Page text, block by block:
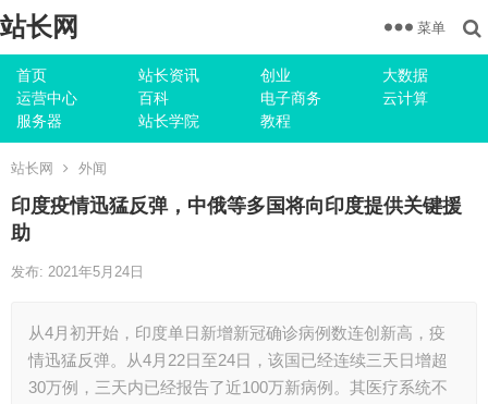
站长网
首页 站长资讯 创业
大数据
运营中心
百科 电子商务
云计算
服务器
站长学院 教程
菜单
站长网 外闻
印度疫情迅猛反弹，中俄等多国将向印度提供关键援
助
发布: 2021年5月24日
从4月初开始，印度单日新增新冠确诊病例数连创新高，疫
情迅猛反弹。从4月22日至24日，该国已经连续三天日增超
30万例，三天内已经报告了近100万新病例。其医疗系统不